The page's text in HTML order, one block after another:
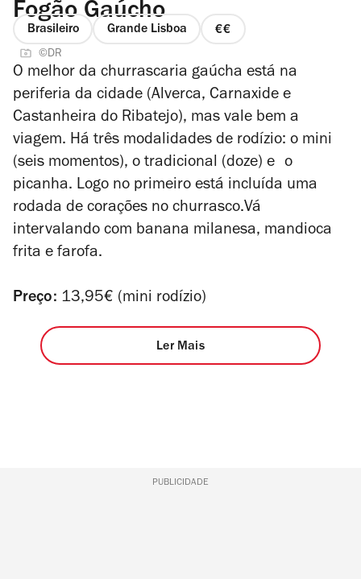
Fogão Gaúcho
Brasileiro Grande Lisboa
preço
de
4
©DR
O melhor da churrascaria gaúcha está na
periferia da cidade (Alverca, Carnaxide e
Castanheira do Ribatejo), mas vale bem a
viagem. Há três modalidades de rodízio: o mini
(seis momentos), o tradicional (doze) e o
picanha. Logo no primeiro está incluída uma
rodada de corações no churrasco.Vá
intervalando com banana milanesa, mandioca
frita e farofa.
Preço: 13,95€ (mini rodízio)
Ler Mais
PUBLICIDADE